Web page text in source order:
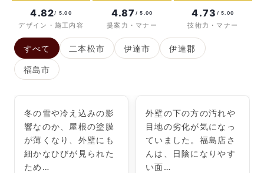
4.82/ 5.00
デザイン・施工内容
4.87 / 5.00
提案力・マナー
4.73 / 5.00
技術力・マナー
すべて 二本松市 伊達市 伊達郡
福島市
冬の雪や冷え込みの影
響なのか、屋根の塗膜
が薄くなり、外壁にも
細かなひびが見られた
ため…
外壁の下の方の汚れや
目地の劣化が気になっ
ていました。福島店さ
んは、日陰になりやす
い面…